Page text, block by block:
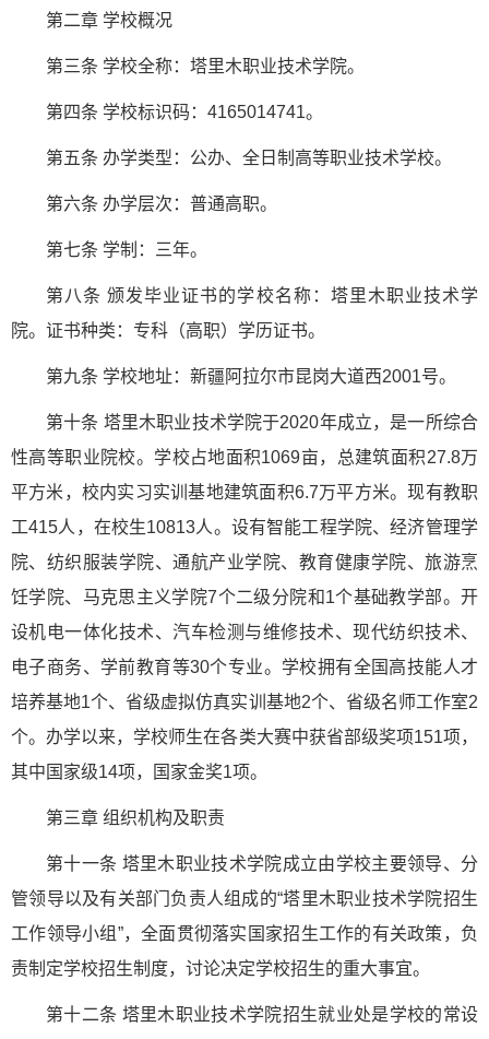
第二章 学校概况
第三条 学校全称：塔里木职业技术学院。
第四条 学校标识码：4165014741。
第五条 办学类型：公办、全日制高等职业技术学校。
第六条 办学层次：普通高职。
第七条 学制：三年。
第八条 颁发毕业证书的学校名称：塔里木职业技术学
院。证书种类：专科（高职）学历证书。
第九条 学校地址：新疆阿拉尔市昆岗大道西2001号。
第十条 塔里木职业技术学院于2020年成立，是一所综合
性高等职业院校。学校占地面积1069亩，总建筑面积27.8万
平方米，校内实习实训基地建筑面积6.7万平方米。现有教职
工415人，在校生10813人。设有智能工程学院、经济管理学
院、纺织服装学院、通航产业学院、教育健康学院、旅游烹
饪学院、马克思主义学院7个二级分院和1个基础教学部。开
设机电一体化技术、汽车检测与维修技术、现代纺织技术、
电子商务、学前教育等30个专业。学校拥有全国高技能人才
培养基地1个、省级虚拟仿真实训基地2个、省级名师工作室2
个。办学以来，学校师生在各类大赛中获省部级奖项151项，
其中国家级14项，国家金奖1项。
第三章 组织机构及职责
第十一条 塔里木职业技术学院成立由学校主要领导、分
管领导以及有关部门负责人组成的“塔里木职业技术学院招生
工作领导小组”，全面贯彻落实国家招生工作的有关政策，负
责制定学校招生制度，讨论决定学校招生的重大事宜。
第十二条 塔里木职业技术学院招生就业处是学校的常设